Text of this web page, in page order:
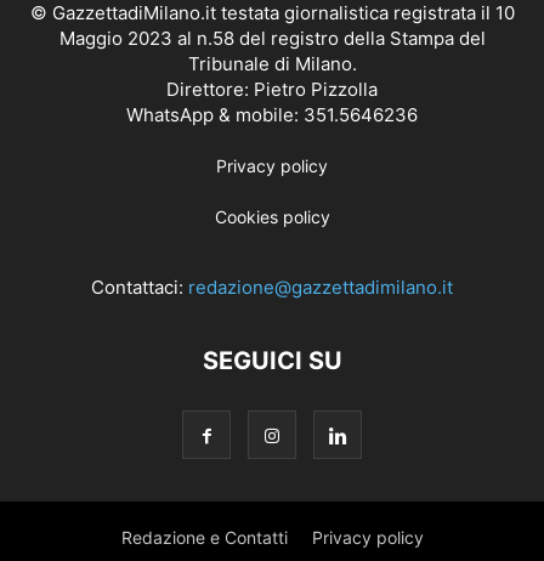
© GazzettadiMilano.it testata giornalistica registrata il 10
Maggio 2023 al n.58 del registro della Stampa del
Tribunale di Milano.
Direttore: Pietro Pizzolla
WhatsApp & mobile: 351.5646236
Privacy policy
Cookies policy
Contattaci: redazione@gazzettadimilano.it
SEGUICI SU
Redazione e Contatti Privacy policy